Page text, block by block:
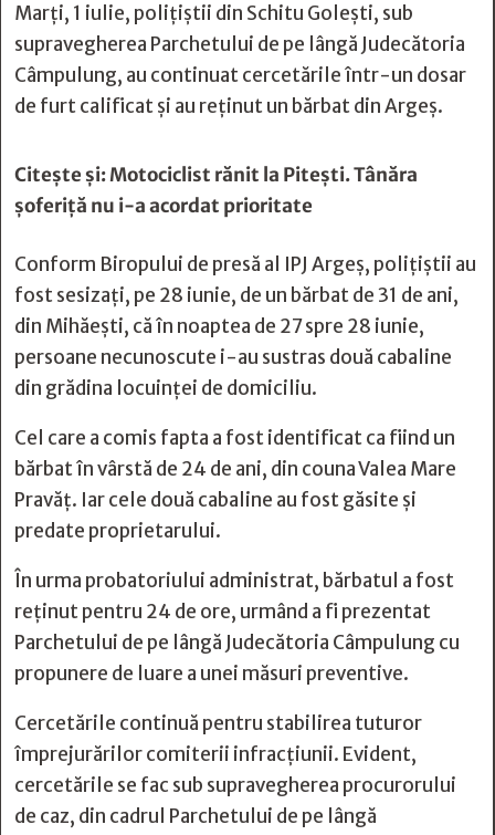
Marți, 1 iulie, polițiștii din Schitu Golești, sub
supravegherea Parchetului de pe lângă Judecătoria
Câmpulung, au continuat cercetările într-un dosar
de furt calificat și au reținut un bărbat din Argeș.
Citește și:Motociclist rănit la Pitești. Tânăra
șoferiță nu i-a acordat prioritate
Conform Biropului de presă al IPJ Argeș, polițiștii au
fost sesizați, pe 28 iunie, de un bărbat de 31 de ani,
din Mihăești, că în noaptea de 27 spre 28 iunie,
persoane necunoscute i-au sustras două cabaline
din grădina locuinței de domiciliu.
Cel care a comis fapta a fost identificat ca fiind un
bărbat în vârstă de 24 de ani, din couna Valea Mare
Pravăț. Iar cele două cabaline au fost găsite și
predate proprietarului.
În urma probatoriului administrat, bărbatul a fost
reținut pentru 24 de ore, urmând a fi prezentat
Parchetului de pe lângă Judecătoria Câmpulung cu
propunere de luare a unei măsuri preventive.
Cercetările continuă pentru stabilirea tuturor
împrejurărilor comiterii infracțiunii. Evident,
cercetările se fac sub supravegherea procurorului
de caz, din cadrul Parchetului de pe lângă